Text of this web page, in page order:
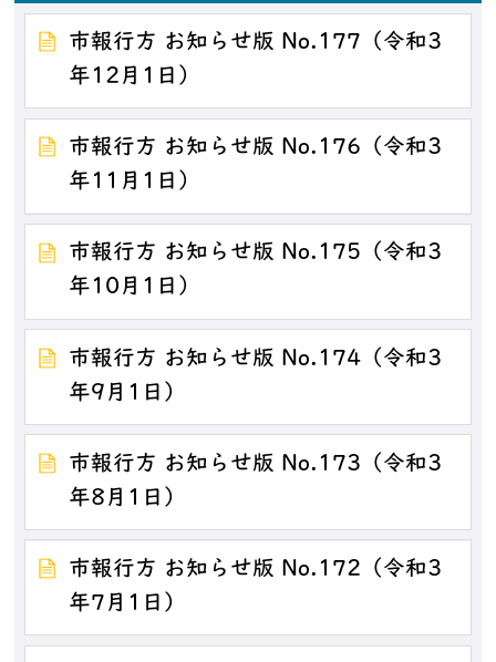
市報行方 お知らせ版 No.177（令和3
年12月1日）
市報行方 お知らせ版 No.176（令和3
年11月1日）
市報行方 お知らせ版 No.175（令和3
年10月1日）
市報行方 お知らせ版 No.174（令和3
年9月1日）
市報行方 お知らせ版 No.173（令和3
年8月1日）
市報行方 お知らせ版 No.172（令和3
年7月1日）